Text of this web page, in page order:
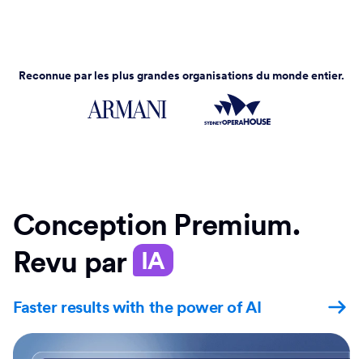
Reconnue par les plus grandes organisations du monde entier.
Conception Premium.
Revu par IA
Faster results with the power of AI